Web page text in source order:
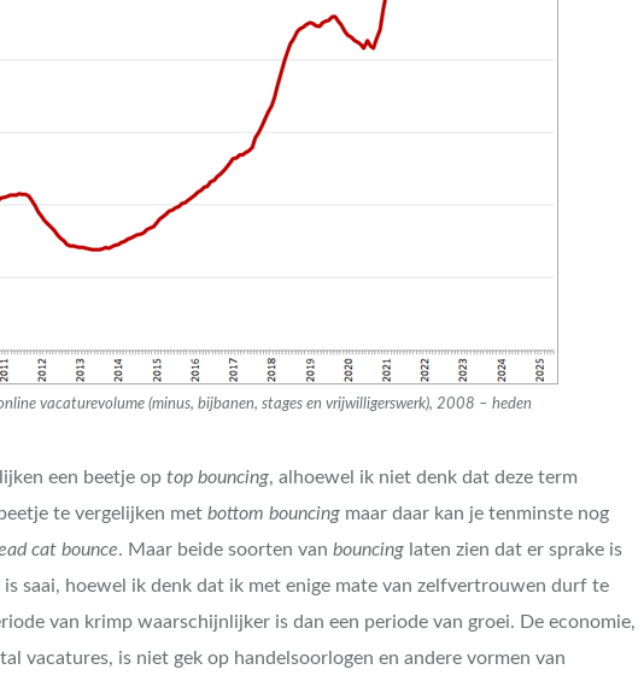
vacaturevolume (minus, bijbanen, stages en vrijwilligerswerk), 2008 – heden
een beetje op top bouncing, alhoewel ik niet denk dat deze term
te vergelijken met bottom bouncing maar daar kan je tenminste nog
cat bounce. Maar beide soorten van bouncing laten zien dat er sprake is
is saai, hoewel ik denk dat ik met enige mate van zelfvertrouwen durf te
van krimp waarschijnlijker is dan een periode van groei. De economie,
vacatures, is niet gek op handelsoorlogen en andere vormen van